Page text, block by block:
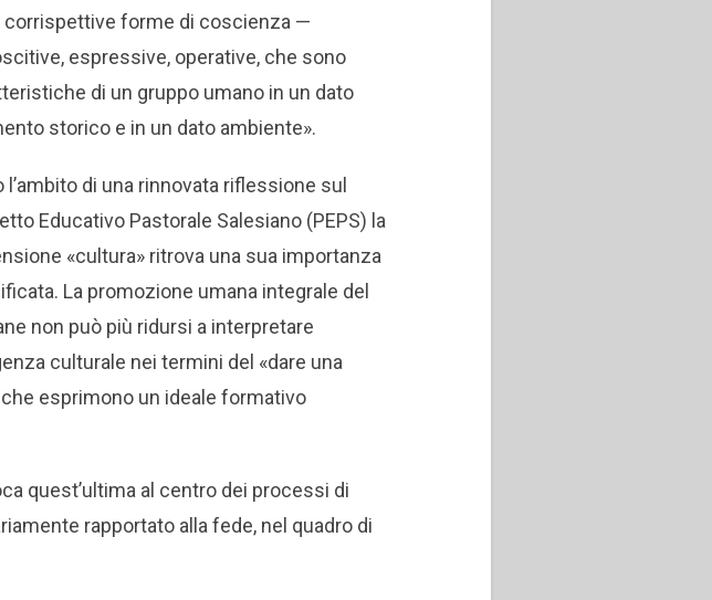
corrispettive forme di coscienza —
espressive, operative, che sono
di un gruppo umano in un dato
storico e in un dato ambiente».
l’ambito di una rinnovata riflessione sul
Educativo Pastorale Salesiano (PEPS) la
«cultura» ritrova una sua importanza
La promozione umana integrale del
non può più ridursi a interpretare
culturale nei termini del «dare una
esprimono un ideale formativo
quest’ultima al centro dei processi di
rapportato alla fede, nel quadro di